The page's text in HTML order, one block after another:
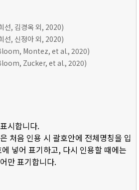
선, 김경옥 외, 2020)
선, 신정아 외, 2020)
Montez, et al., 2020)
Zucker, et al., 2020)
시합니다.
처음 인용 시 괄호안에 전체명칭을 입
넣어 표기하고, 다시 인용할 때에는
만 표기합니다.